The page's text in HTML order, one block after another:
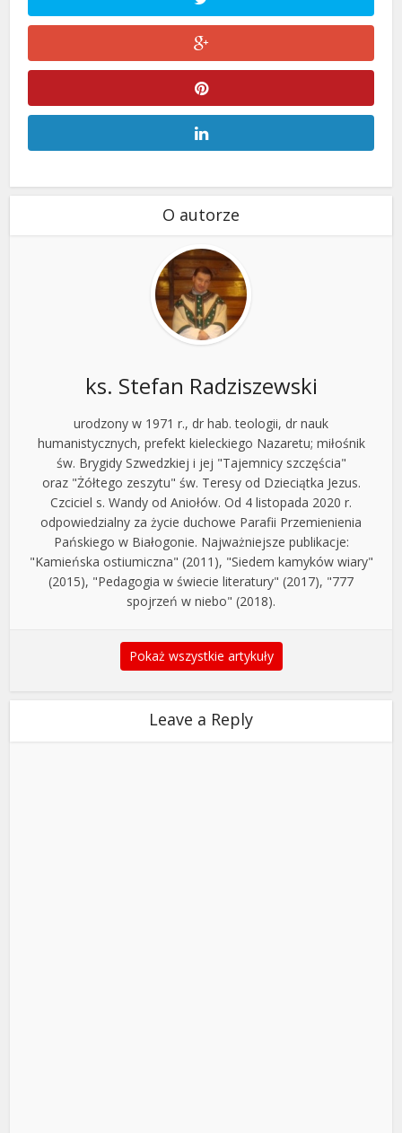
O autorze
ks. Stefan Radziszewski
urodzony w 1971 r., dr hab. teologii, dr nauk
humanistycznych, prefekt kieleckiego Nazaretu; miłośnik
św. Brygidy Szwedzkiej i jej "Tajemnicy szczęścia"
oraz "Żółtego zeszytu" św. Teresy od Dzieciątka Jezus.
Czciciel s. Wandy od Aniołów. Od 4 listopada 2020 r.
odpowiedzialny za życie duchowe Parafii Przemienienia
Pańskiego w Białogonie. Najważniejsze publikacje:
"Kamieńska ostiumiczna" (2011), "Siedem kamyków wiary"
(2015), "Pedagogia w świecie literatury" (2017), "777
spojrzeń w niebo" (2018).
Pokaż wszystkie artykuły
Leave a Reply